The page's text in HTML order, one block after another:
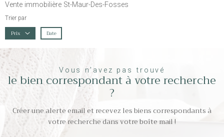
Vente immobilière St-Maur-Des-Fosses
Trier par
Prix Date
Vous n'avez pas trouvé
le bien correspondant à votre recherche
?
Créer une alerte email et recevez les biens correspondants à
votre recherche dans votre boîte mail !